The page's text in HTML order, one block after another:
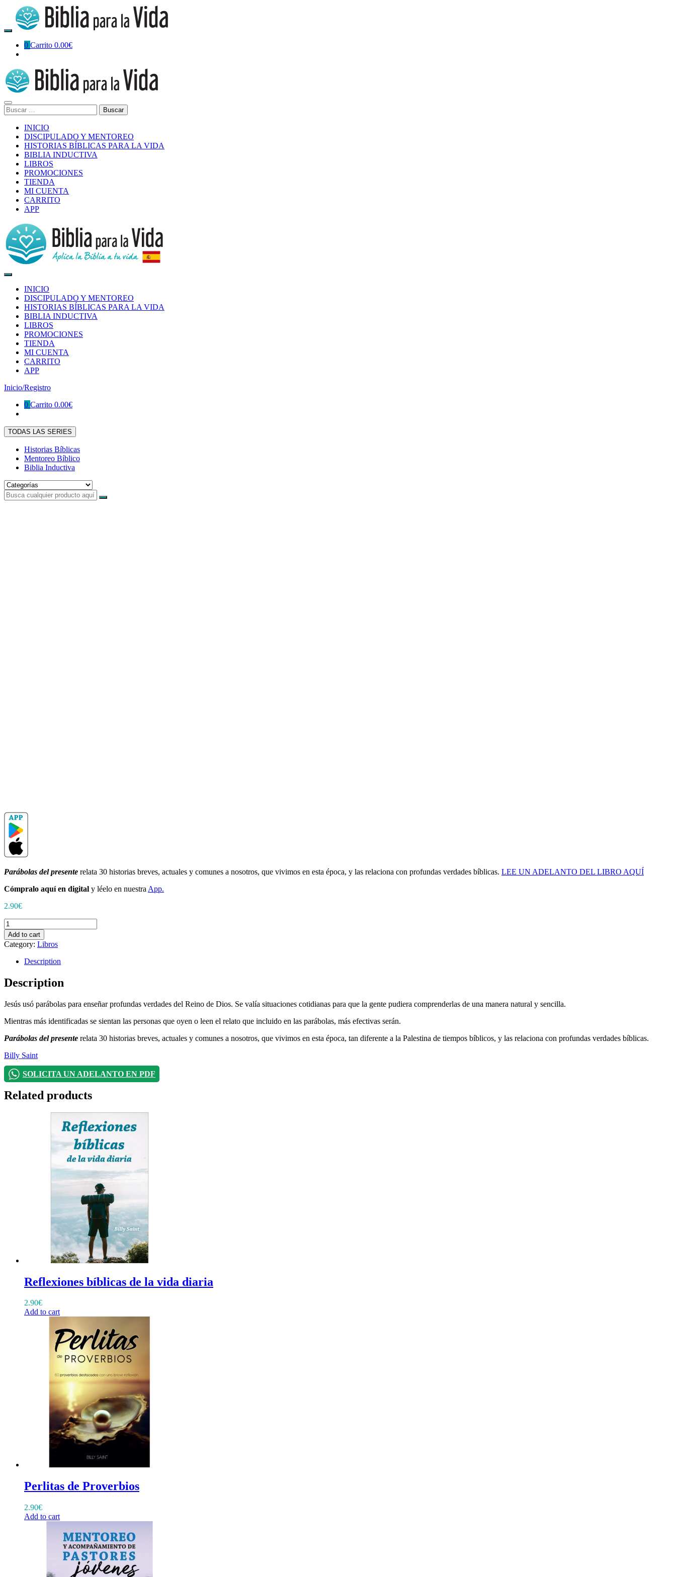
content
0 Carrito 0.00€
Buscar:
INICIO
DISCIPULADO Y MENTOREO
HISTORIAS BÍBLICAS PARA LA VIDA
BIBLIA INDUCTIVA
LIBROS
PROMOCIONES
TIENDA
MI CUENTA
CARRITO
APP
INICIO
DISCIPULADO Y MENTOREO
HISTORIAS BÍBLICAS PARA LA VIDA
BIBLIA INDUCTIVA
LIBROS
PROMOCIONES
TIENDA
MI CUENTA
CARRITO
APP
Inicio/Registro
0 Carrito 0.00€
TODAS LAS SERIES
Historias Bíblicas
Mentoreo Bíblico
Biblia Inductiva
Parábolas del presente relata 30 historias breves, actuales y comunes a nosotros, que vivimos en esta época, y las relaciona con profundas verdades bíblicas. LEE UN ADELANTO DEL LIBRO AQUÍ
Cómpralo aquí en digital y léelo en nuestra App.
2.90€
Parábolas
del
presente
quantity
Add to cart
Category: Libros
Description
Description
Jesús usó parábolas para enseñar profundas verdades del Reino de Dios. Se valía situaciones cotidianas para que la gente pudiera comprenderlas de una manera natural y sencilla.
Mientras más identificadas se sientan las personas que oyen o leen el relato que incluido en las parábolas, más efectivas serán.
Parábolas del presente relata 30 historias breves, actuales y comunes a nosotros, que vivimos en esta época, tan diferente a la Palestina de tiempos bíblicos, y las relaciona con profundas verdades bíblicas.
Billy Saint
SOLICITA UN ADELANTO EN PDF
Related products
Reflexiones bíblicas de la vida diaria
2.90€
Add to cart
Perlitas de Proverbios
2.90€
Add to cart